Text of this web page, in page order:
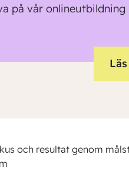
på vår onlineutbildning
och resultat genom